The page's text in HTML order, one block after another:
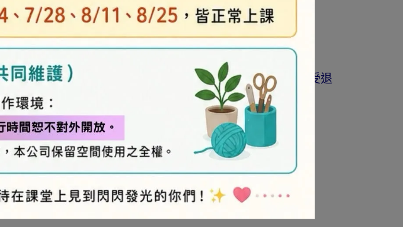
不同，將以實際出貨商品為準。
性商品(如膠類…等)，與著作權商品(如書籍…等)，恕不接受退